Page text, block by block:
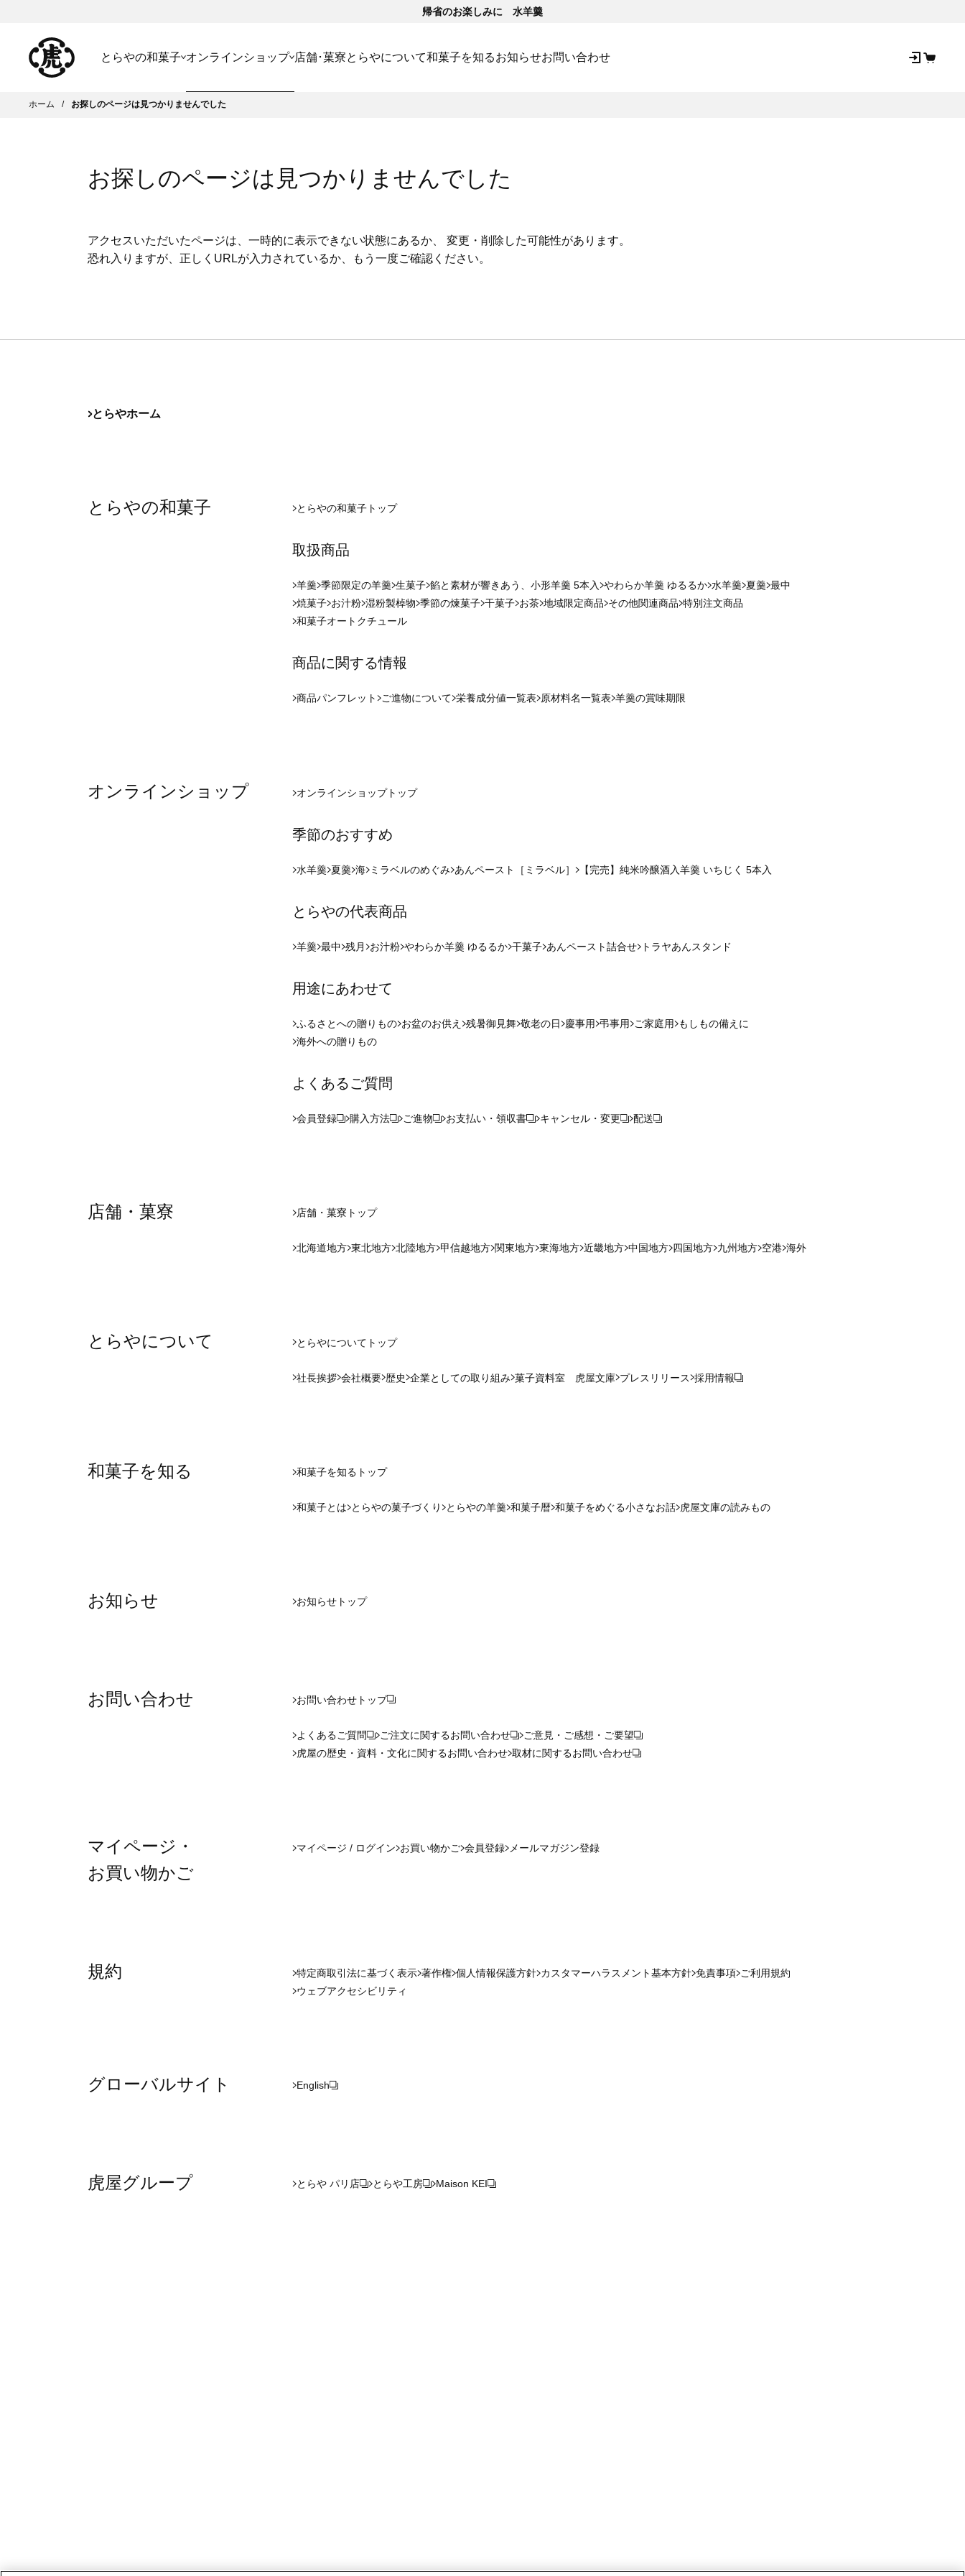
帰省のお楽しみに 水羊羹
とらやの和菓子 オンラインショップ 店舗･菓寮とらやについて和菓子を知るお知らせお問い合わせ
ホーム お探しのページは見つかりませんでした
お探しのページは見つかりませんでした
アクセスいただいたページは、一時的に表示できない状態にあるか、 変更・削除した可能性があります。
恐れ入りますが、正しくURLが入力されているか、もう一度ご確認ください。
とらやホーム
とらやの和菓子 とらやの和菓子 トップ
取扱商品
羊羹 季節限定の羊羹 生菓子 餡と素材が響きあう、小形羊羹 5本入 やわらか羊羹 ゆるるか 水羊羹 夏羹 最中
焼菓子 お汁粉 湿粉製棹物 季節の煉菓子 干菓子 お茶 地域限定商品 その他関連商品 特別注文商品
和菓子オートクチュール
商品に関する情報
商品パンフレット ご進物について 栄養成分値一覧表 原材料名一覧表 羊羹の賞味期限
オンラインショップ オンラインショップトップ
季節のおすすめ
水羊羹 夏羹 海 ミラベルのめぐみ あんペースト［ミラベル］ 【完売】純米吟醸酒入羊羹 いちじく 5本入
とらやの代表商品
羊羹 最中 残月 お汁粉 やわらか羊羹 ゆるるか 干菓子 あんペースト詰合せ トラヤあんスタンド
用途にあわせて
ふるさとへの贈りもの お盆のお供え 残暑御見舞 敬老の日 慶事用 弔事用 ご家庭用
もしもの備えに
海外への贈りもの
よくあるご質問
会員登録 購入方法 ご進物 お支払い・領収書 キャンセル・変更 配送
店舗・菓寮 店舗・菓寮 トップ
北海道地方 東北地方 北陸地方 甲信越地方 関東地方 東海地方 近畿地方 中国地方 四国地方 九州地方 空港 海外
とらやについて とらやについて トップ
社長挨拶 会社概要 歴史 企業としての取り組み 菓子資料室 虎屋文庫 プレスリリース 採用情報
和菓子を知る 和菓子を知る トップ
和菓子とは とらやの菓子づくり とらやの羊羹 和菓子暦 和菓子をめぐる小さなお話 虎屋文庫の読みもの
お知らせ お知らせ トップ
お問い合わせ お問い合わせ トップ
よくあるご質問 ご注文に関するお問い合わせ
ご意見・ご感想・ご要望
虎屋の歴史・資料・文化に関するお問い合わせ 取材に関するお問い合わせ
マイページ・
お買い物かご
マイページ / ログイン お買い物かご 会員登録 メールマガジン登録
規約 特定商取引法に基づく表示 著作権 個人情報保護方針 カスタマーハラスメント基本方針 免責事項 ご利用規約
ウェブアクセシビリティ
グローバルサイト English
虎屋グループ とらや パリ店 とらや工房 Maison KEI